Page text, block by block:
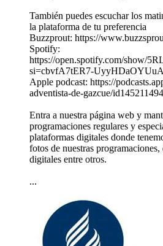
También puedes escuchar los
la plataforma de tu preferencia
Buzzprout: https://
Spotify:
https://open.spotify.com/show/
si=cbvfA7tER7-
Apple podcast: https://
adventista-de-gazcue/
Entra a nuestra página web y
programaciones regulares y
plataformas digitales donde
fotos de nuestras programaciones,
digitales entre otros.
...